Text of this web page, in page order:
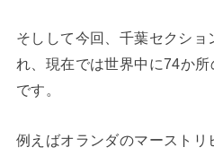
そしして今回、千葉セクショ
れ、現在では世界中に74か
です。
例えばオランダのマースト